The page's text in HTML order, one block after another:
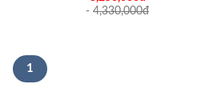
- 4,330,000đ
1